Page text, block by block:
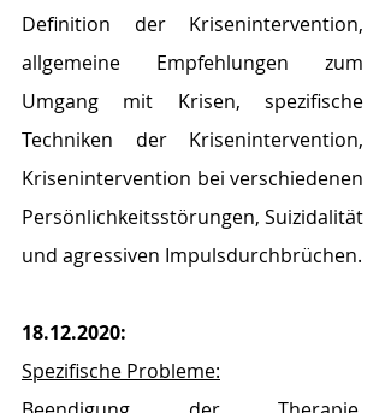
Definition der Krisenintervention,
allgemeine Empfehlungen zum
Umgang mit Krisen, spezifische
Techniken der Krisenintervention,
Krisenintervention bei verschiedenen
Persönlichkeitsstörungen, Suizidalität
und agressiven Impulsdurchbrüchen.
18.12.2020:
Spezifische Probleme: